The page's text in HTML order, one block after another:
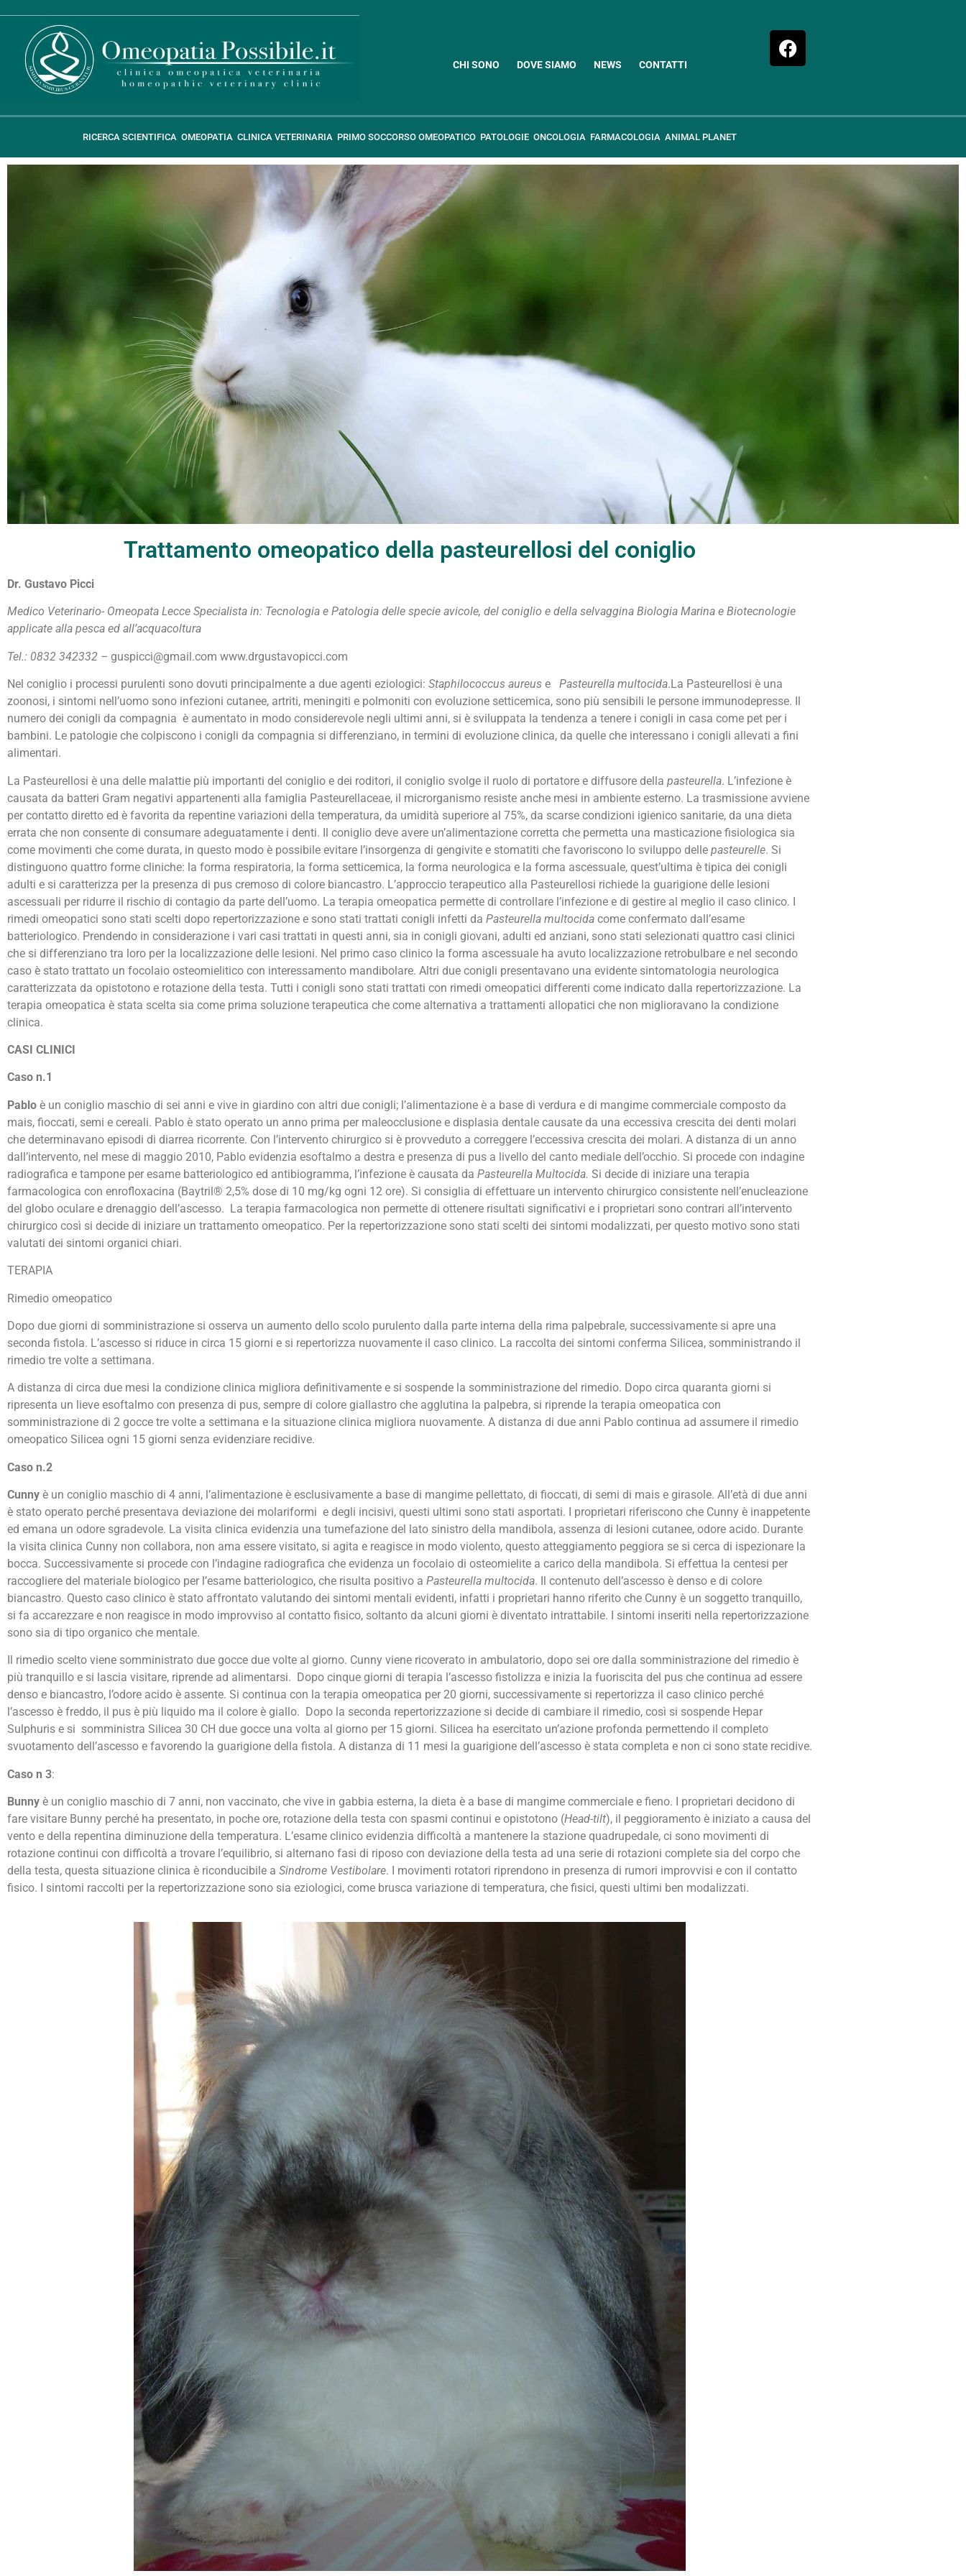
CHI SONO DOVE SIAMO NEWS CONTATTI
RICERCA SCIENTIFICA OMEOPATIA CLINICA VETERINARIA PRIMO SOCCORSO OMEOPATICO PATOLOGIE ONCOLOGIA FARMACOLOGIA ANIMAL PLANET
CONIGLI
Trattamento omeopatico della pasteurellosi del coniglio
Dr. Gustavo Picci
Medico Veterinario- Omeopata Lecce Specialista in: Tecnologia e Patologia delle specie avicole, del coniglio e della selvaggina Biologia Marina e Biotecnologie
applicate alla pesca ed all’acquacoltura
Tel.: 0832 342332 – guspicci@gmail.com www.drgustavopicci.com
Nel coniglio i processi purulenti sono dovuti principalmente a due agenti eziologici: Staphilococcus aureus e Pasteurella multocida.La Pasteurellosi è una
zoonosi, i sintomi nell’uomo sono infezioni cutanee, artriti, meningiti e polmoniti con evoluzione setticemica, sono più sensibili le persone immunodepresse. Il
numero dei conigli da compagnia è aumentato in modo considerevole negli ultimi anni, si è sviluppata la tendenza a tenere i conigli in casa come pet per i
bambini. Le patologie che colpiscono i conigli da compagnia si differenziano, in termini di evoluzione clinica, da quelle che interessano i conigli allevati a fini
alimentari.
La Pasteurellosi è una delle malattie più importanti del coniglio e dei roditori, il coniglio svolge il ruolo di portatore e diffusore della pasteurella. L’infezione è
causata da batteri Gram negativi appartenenti alla famiglia Pasteurellaceae, il microrganismo resiste anche mesi in ambiente esterno. La trasmissione avviene
per contatto diretto ed è favorita da repentine variazioni della temperatura, da umidità superiore al 75%, da scarse condizioni igienico sanitarie, da una dieta
errata che non consente di consumare adeguatamente i denti. Il coniglio deve avere un’alimentazione corretta che permetta una masticazione fisiologica sia
come movimenti che come durata, in questo modo è possibile evitare l’insorgenza di gengivite e stomatiti che favoriscono lo sviluppo delle pasteurelle. Si
distinguono quattro forme cliniche: la forma respiratoria, la forma setticemica, la forma neurologica e la forma ascessuale, quest’ultima è tipica dei conigli
adulti e si caratterizza per la presenza di pus cremoso di colore biancastro. L’approccio terapeutico alla Pasteurellosi richiede la guarigione delle lesioni
ascessuali per ridurre il rischio di contagio da parte dell’uomo. La terapia omeopatica permette di controllare l’infezione e di gestire al meglio il caso clinico. I
rimedi omeopatici sono stati scelti dopo repertorizzazione e sono stati trattati conigli infetti da Pasteurella multocida come confermato dall’esame
batteriologico. Prendendo in considerazione i vari casi trattati in questi anni, sia in conigli giovani, adulti ed anziani, sono stati selezionati quattro casi clinici
che si differenziano tra loro per la localizzazione delle lesioni. Nel primo caso clinico la forma ascessuale ha avuto localizzazione retrobulbare e nel secondo
caso è stato trattato un focolaio osteomielitico con interessamento mandibolare. Altri due conigli presentavano una evidente sintomatologia neurologica
caratterizzata da opistotono e rotazione della testa. Tutti i conigli sono stati trattati con rimedi omeopatici differenti come indicato dalla repertorizzazione. La
terapia omeopatica è stata scelta sia come prima soluzione terapeutica che come alternativa a trattamenti allopatici che non miglioravano la condizione
clinica.
CASI CLINICI
Caso n.1
Pablo è un coniglio maschio di sei anni e vive in giardino con altri due conigli; l’alimentazione è a base di verdura e di mangime commerciale composto da
mais, fioccati, semi e cereali. Pablo è stato operato un anno prima per maleocclusione e displasia dentale causate da una eccessiva crescita dei denti molari
che determinavano episodi di diarrea ricorrente. Con l’intervento chirurgico si è provveduto a correggere l’eccessiva crescita dei molari. A distanza di un anno
dall’intervento, nel mese di maggio 2010, Pablo evidenzia esoftalmo a destra e presenza di pus a livello del canto mediale dell’occhio. Si procede con indagine
radiografica e tampone per esame batteriologico ed antibiogramma, l’infezione è causata da Pasteurella Multocida. Si decide di iniziare una terapia
farmacologica con enrofloxacina (Baytril® 2,5% dose di 10 mg/kg ogni 12 ore). Si consiglia di effettuare un intervento chirurgico consistente nell’enucleazione
del globo oculare e drenaggio dell’ascesso. La terapia farmacologica non permette di ottenere risultati significativi e i proprietari sono contrari all’intervento
chirurgico così si decide di iniziare un trattamento omeopatico. Per la repertorizzazione sono stati scelti dei sintomi modalizzati, per questo motivo sono stati
valutati dei sintomi organici chiari.
TERAPIA
Rimedio omeopatico
Dopo due giorni di somministrazione si osserva un aumento dello scolo purulento dalla parte interna della rima palpebrale, successivamente si apre una
seconda fistola. L’ascesso si riduce in circa 15 giorni e si repertorizza nuovamente il caso clinico. La raccolta dei sintomi conferma Silicea, somministrando il
rimedio tre volte a settimana.
A distanza di circa due mesi la condizione clinica migliora definitivamente e si sospende la somministrazione del rimedio. Dopo circa quaranta giorni si
ripresenta un lieve esoftalmo con presenza di pus, sempre di colore giallastro che agglutina la palpebra, si riprende la terapia omeopatica con
somministrazione di 2 gocce tre volte a settimana e la situazione clinica migliora nuovamente. A distanza di due anni Pablo continua ad assumere il rimedio
omeopatico Silicea ogni 15 giorni senza evidenziare recidive.
Caso n.2
Cunny è un coniglio maschio di 4 anni, l’alimentazione è esclusivamente a base di mangime pellettato, di fioccati, di semi di mais e girasole. All’età di due anni
è stato operato perché presentava deviazione dei molariformi e degli incisivi, questi ultimi sono stati asportati. I proprietari riferiscono che Cunny è inappetente
ed emana un odore sgradevole. La visita clinica evidenzia una tumefazione del lato sinistro della mandibola, assenza di lesioni cutanee, odore acido. Durante
la visita clinica Cunny non collabora, non ama essere visitato, si agita e reagisce in modo violento, questo atteggiamento peggiora se si cerca di ispezionare la
bocca. Successivamente si procede con l’indagine radiografica che evidenza un focolaio di osteomielite a carico della mandibola. Si effettua la centesi per
raccogliere del materiale biologico per l’esame batteriologico, che risulta positivo a Pasteurella multocida. Il contenuto dell’ascesso è denso e di colore
biancastro. Questo caso clinico è stato affrontato valutando dei sintomi mentali evidenti, infatti i proprietari hanno riferito che Cunny è un soggetto tranquillo,
si fa accarezzare e non reagisce in modo improvviso al contatto fisico, soltanto da alcuni giorni è diventato intrattabile. I sintomi inseriti nella repertorizzazione
sono sia di tipo organico che mentale.
Il rimedio scelto viene somministrato due gocce due volte al giorno. Cunny viene ricoverato in ambulatorio, dopo sei ore dalla somministrazione del rimedio è
più tranquillo e si lascia visitare, riprende ad alimentarsi. Dopo cinque giorni di terapia l’ascesso fistolizza e inizia la fuoriscita del pus che continua ad essere
denso e biancastro, l’odore acido è assente. Si continua con la terapia omeopatica per 20 giorni, successivamente si repertorizza il caso clinico perché
l’ascesso è freddo, il pus è più liquido ma il colore è giallo. Dopo la seconda repertorizzazione si decide di cambiare il rimedio, così si sospende Hepar
Sulphuris e si somministra Silicea 30 CH due gocce una volta al giorno per 15 giorni. Silicea ha esercitato un’azione profonda permettendo il completo
svuotamento dell’ascesso e favorendo la guarigione della fistola. A distanza di 11 mesi la guarigione dell’ascesso è stata completa e non ci sono state recidive.
Caso n 3:
Bunny è un coniglio maschio di 7 anni, non vaccinato, che vive in gabbia esterna, la dieta è a base di mangime commerciale e fieno. I proprietari decidono di
fare visitare Bunny perché ha presentato, in poche ore, rotazione della testa con spasmi continui e opistotono (Head-tilt), il peggioramento è iniziato a causa del
vento e della repentina diminuzione della temperatura. L’esame clinico evidenzia difficoltà a mantenere la stazione quadrupedale, ci sono movimenti di
rotazione continui con difficoltà a trovare l’equilibrio, si alternano fasi di riposo con deviazione della testa ad una serie di rotazioni complete sia del corpo che
della testa, questa situazione clinica è riconducibile a Sindrome Vestibolare. I movimenti rotatori riprendono in presenza di rumori improvvisi e con il contatto
fisico. I sintomi raccolti per la repertorizzazione sono sia eziologici, come brusca variazione di temperatura, che fisici, questi ultimi ben modalizzati.